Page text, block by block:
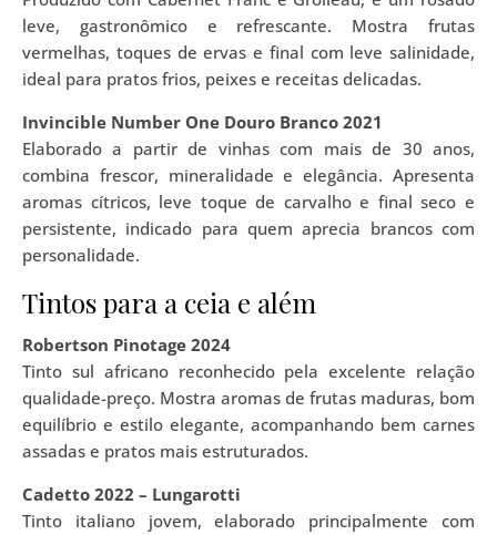
leve, gastronômico e refrescante. Mostra frutas
vermelhas, toques de ervas e final com leve salinidade,
ideal para pratos frios, peixes e receitas delicadas.
Invincible Number One Douro Branco 2021
Elaborado a partir de vinhas com mais de 30 anos,
combina frescor, mineralidade e elegância. Apresenta
aromas cítricos, leve toque de carvalho e final seco e
persistente, indicado para quem aprecia brancos com
personalidade.
Tintos para a ceia e além
Robertson Pinotage 2024
Tinto sul africano reconhecido pela excelente relação
qualidade-preço. Mostra aromas de frutas maduras, bom
equilíbrio e estilo elegante, acompanhando bem carnes
assadas e pratos mais estruturados.
Cadetto 2022 – Lungarotti
Tinto italiano jovem, elaborado principalmente com